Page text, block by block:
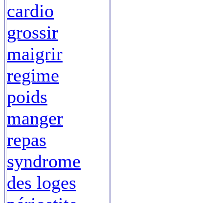
cardio
grossir
maigrir
regime
poids
manger
repas
syndrome
des loges